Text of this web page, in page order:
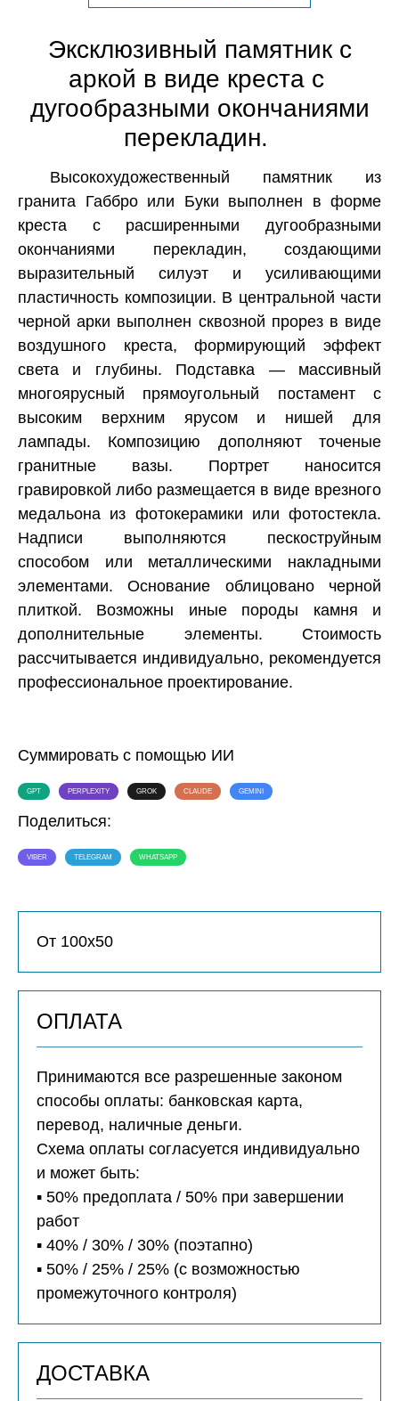
Эксклюзивный памятник с
аркой в виде креста с
дугообразными окончаниями
перекладин.
Высокохудожественный памятник из
гранита Габбро или Буки выполнен в форме
креста с расширенными дугообразными
окончаниями перекладин, создающими
выразительный силуэт и усиливающими
пластичность композиции. В центральной части
черной арки выполнен сквозной прорез в виде
воздушного креста, формирующий эффект
света и глубины. Подставка — массивный
многоярусный прямоугольный постамент с
высоким верхним ярусом и нишей для
лампады. Композицию дополняют точеные
гранитные вазы. Портрет наносится
гравировкой либо размещается в виде врезного
медальона из фотокерамики или фотостекла.
Надписи выполняются пескоструйным
способом или металлическими накладными
элементами. Основание облицовано черной
плиткой. Возможны иные породы камня и
дополнительные элементы. Стоимость
рассчитывается индивидуально, рекомендуется
профессиональное проектирование.
Суммировать с помощью ИИ
GPT PERPLEXITY GROK CLAUDE GEMINI
Поделиться:
VIBER TELEGRAM WHATSAPP
От 100х50
ОПЛАТА
Принимаются все разрешенные законом
способы оплаты: банковская карта,
перевод, наличные деньги.
Схема оплаты согласуется индивидуально
и может быть:
▪️ 50% предоплата / 50% при завершении
работ
▪️ 40% / 30% / 30% (поэтапно)
▪️ 50% / 25% / 25% (с возможностью
промежуточного контроля)
ДОСТАВКА